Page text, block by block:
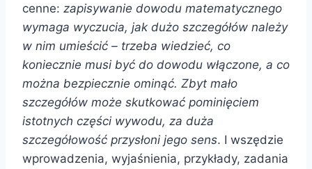
cenne: zapisywanie dowodu matematycznego
wymaga wyczucia, jak dużo szczegółów należy
w nim umieścić – trzeba wiedzieć, co
koniecznie musi być do dowodu włączone, a co
można bezpiecznie ominąć. Zbyt mało
szczegółów może skutkować pominięciem
istotnych części wywodu, za duża
szczegółowość przysłoni jego sens. I wszędzie
wprowadzenia, wyjaśnienia, przykłady, zadania